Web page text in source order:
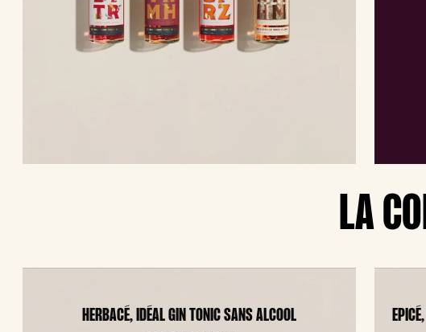
LA
HERBACÉ, IDÉAL GIN TONIC SANS ALCOOL